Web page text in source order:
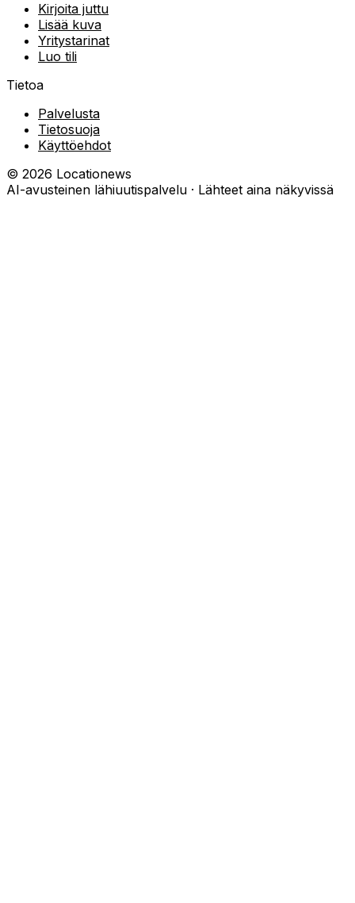
Kirjoita juttu
Lisää kuva
Yritystarinat
Luo tili
Tietoa
Palvelusta
Tietosuoja
Käyttöehdot
© 2026 Locationews
AI-avusteinen lähiuutispalvelu · Lähteet aina näkyvissä